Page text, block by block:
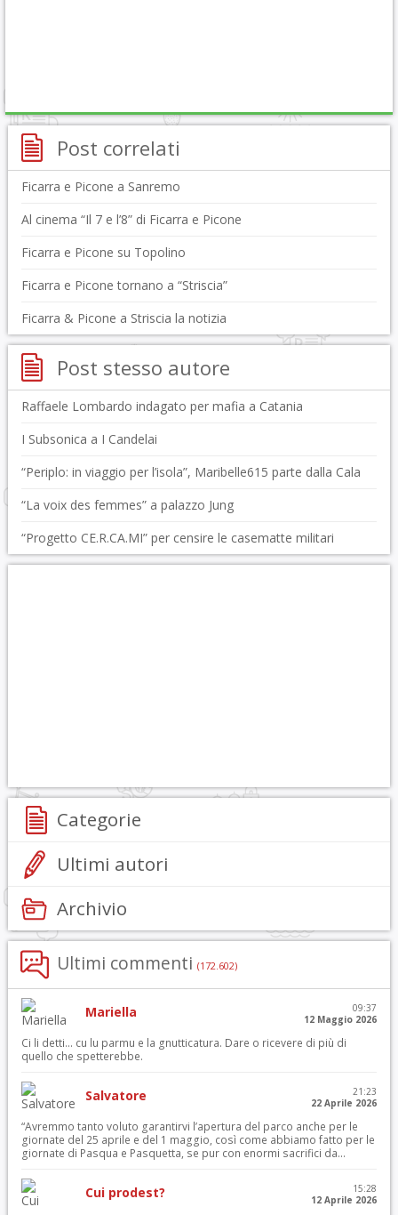
Post correlati
Ficarra e Picone a Sanremo
Al cinema “Il 7 e l’8” di Ficarra e Picone
Ficarra e Picone su Topolino
Ficarra e Picone tornano a “Striscia”
Ficarra & Picone a Striscia la notizia
Post stesso autore
Raffaele Lombardo indagato per mafia a Catania
I Subsonica a I Candelai
“Periplo: in viaggio per l’isola”, Maribelle615 parte dalla Cala
“La voix des femmes” a palazzo Jung
“Progetto CE.R.CA.MI” per censire le casematte militari
Categorie
Ultimi autori
Archivio
Ultimi commenti (172.602)
Mariella
09:37
12 Maggio 2026
Ci li detti… cu lu parmu e la gnutticatura. Dare o ricevere di più di
quello che spetterebbe.
Salvatore
21:23
22 Aprile 2026
“Avremmo tanto voluto garantirvi l’apertura del parco anche per le
giornate del 25 aprile e del 1 maggio, così come abbiamo fatto per le
giornate di Pasqua e Pasquetta, se pur con enormi sacrifici da...
Cui prodest?
15:28
12 Aprile 2026